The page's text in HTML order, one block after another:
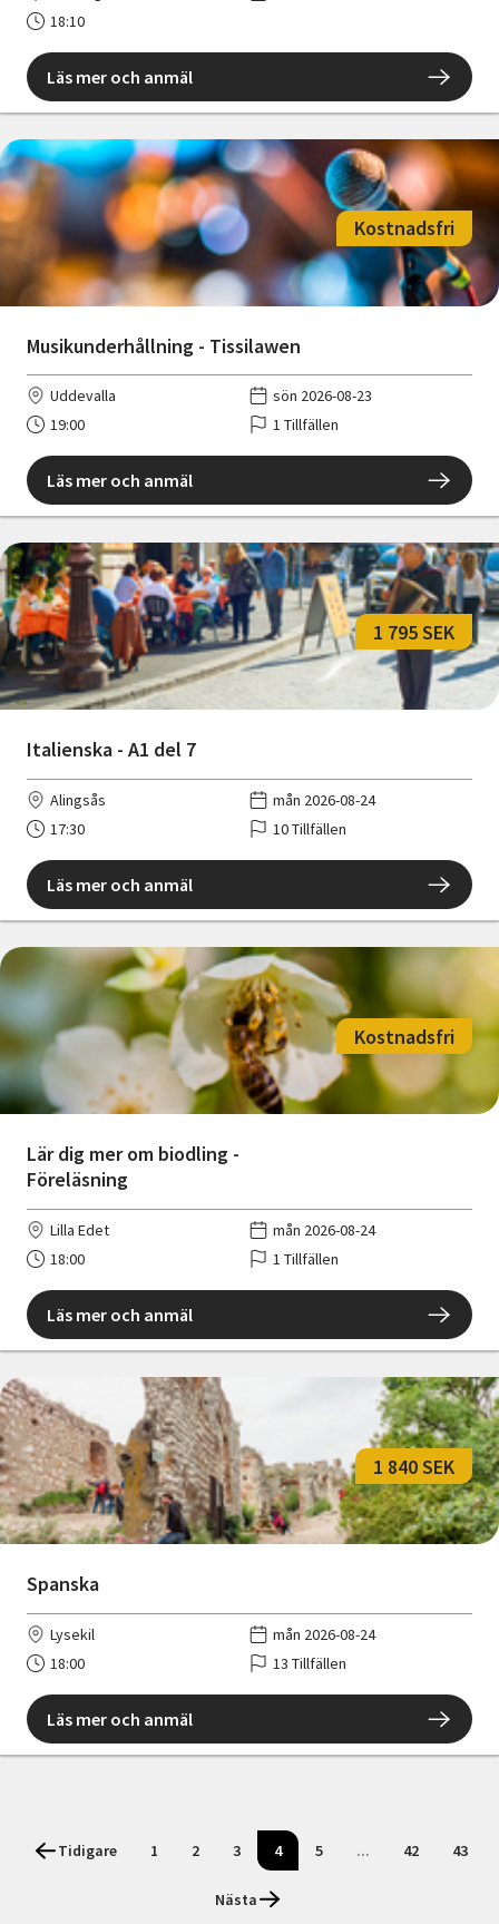
18:10
Läs mer och anmäl
Musikunderhållning - Tissilawen
Kostnadsfri
Uddevalla
sön 2026-08-23
19:00
1 Tillfällen
Läs mer och anmäl
Italienska - A1 del 7
1 795 SEK
Alingsås
mån 2026-08-24
17:30
10 Tillfällen
Läs mer och anmäl
Lär dig mer om biodling -
Föreläsning
Kostnadsfri
Lilla Edet
mån 2026-08-24
18:00
1 Tillfällen
Läs mer och anmäl
Spanska
1 840 SEK
Lysekil
mån 2026-08-24
18:00
13 Tillfällen
Läs mer och anmäl
Tidigare 1 2 3 4 5 ... 42 43
Nästa